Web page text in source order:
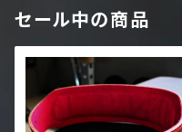
セール中の商品